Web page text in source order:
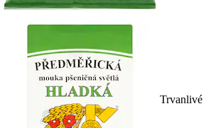
Trvanlivé